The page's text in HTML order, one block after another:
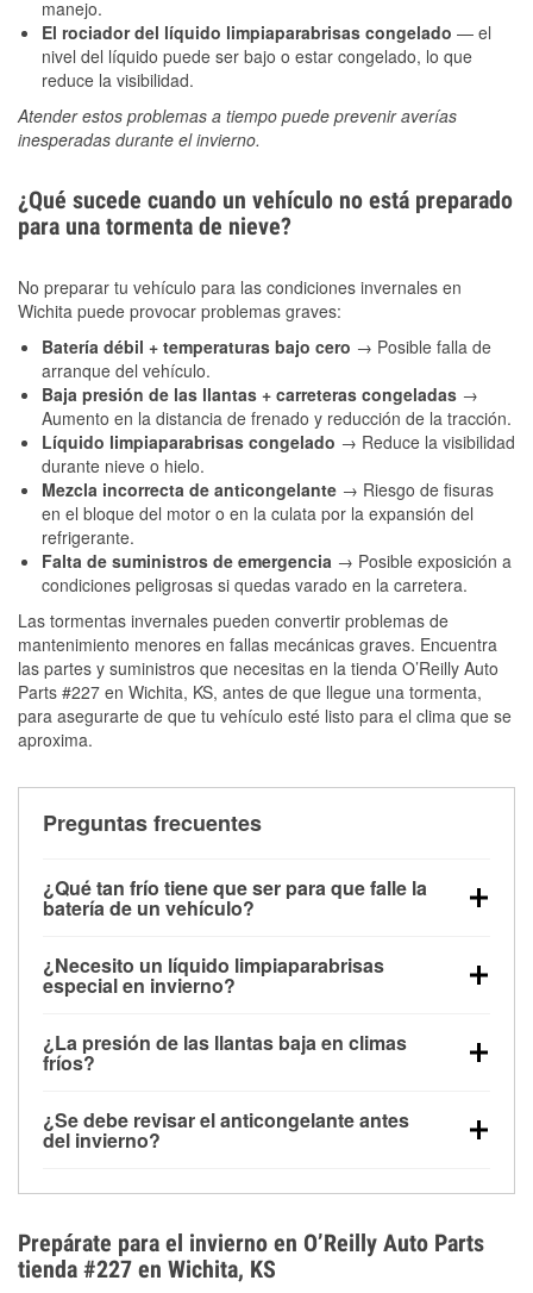
manejo.
El rociador del líquido limpiaparabrisas congelado — el
nivel del líquido puede ser bajo o estar congelado, lo que
reduce la visibilidad.
Atender estos problemas a tiempo puede prevenir averías
inesperadas durante el invierno.
¿Qué sucede cuando un vehículo no está preparado
para una tormenta de nieve?
No preparar tu vehículo para las condiciones invernales en
Wichita puede provocar problemas graves:
Batería débil + temperaturas bajo cero → Posible falla de
arranque del vehículo.
Baja presión de las llantas + carreteras congeladas →
Aumento en la distancia de frenado y reducción de la tracción.
Líquido limpiaparabrisas congelado → Reduce la visibilidad
durante nieve o hielo.
Mezcla incorrecta de anticongelante → Riesgo de fisuras
en el bloque del motor o en la culata por la expansión del
refrigerante.
Falta de suministros de emergencia → Posible exposición a
condiciones peligrosas si quedas varado en la carretera.
Las tormentas invernales pueden convertir problemas de
mantenimiento menores en fallas mecánicas graves. Encuentra
las partes y suministros que necesitas en la tienda O’Reilly Auto
Parts #227 en Wichita, KS, antes de que llegue una tormenta,
para asegurarte de que tu vehículo esté listo para el clima que se
aproxima.
Preguntas frecuentes
¿Qué tan frío tiene que ser para que falle la
batería de un vehículo?
debajo de los 32 °F y puede perder hasta la mitad de
su potencia de arranque cerca de los 0 °F, lo que
arranque.
¿Necesito un líquido limpiaparabrisas
especial en invierno?
la congelación y ayuda a disolver la sal y la nieve
derretida en la carretera para mejorar la visibilidad.
¿La presión de las llantas baja en climas
fríos?
alrededor de 1 PSI por cada 10 °F que baja la
temperatura. Puedes obtener más información sobre
¿Se debe revisar el anticongelante antes
del invierno?
el sobrecalentamiento en condiciones de frío
extremo. Aprende cómo comprobar la protección
anticongelante en nuestra sección How-To.
Prepárate para el invierno en O’Reilly Auto Parts
tienda #227 en Wichita, KS